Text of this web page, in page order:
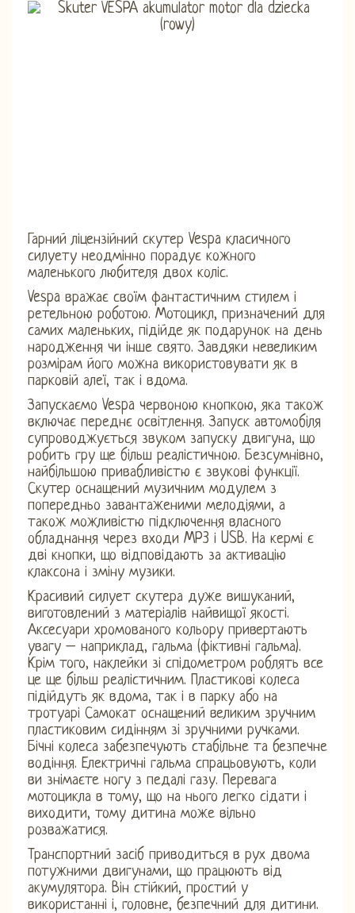
Гарний ліцензійний скутер Vespa класичного
силуету неодмінно порадує кожного
маленького любителя двох коліс.
Vespa вражає своїм фантастичним стилем і
ретельною роботою. Мотоцикл, призначений для
самих маленьких, підійде як подарунок на день
народження чи інше свято. Завдяки невеликим
розмірам його можна використовувати як в
парковій алеї, так і вдома.
Запускаємо Vespa червоною кнопкою, яка також
включає переднє освітлення. Запуск автомобіля
супроводжується звуком запуску двигуна, що
робить гру ще більш реалістичною. Безсумнівно,
найбільшою привабливістю є звукові функції.
Скутер оснащений музичним модулем з
попередньо завантаженими мелодіями, а
також можливістю підключення власного
обладнання через входи MP3 і USB. На кермі є
дві кнопки, що відповідають за активацію
клаксона і зміну музики.
Красивий силует скутера дуже вишуканий,
виготовлений з матеріалів найвищої якості.
Аксесуари хромованого кольору привертають
увагу – наприклад, гальма (фіктивні гальма).
Крім того, наклейки зі спідометром роблять все
це ще більш реалістичним. Пластикові колеса
підійдуть як вдома, так і в парку або на
тротуарі Самокат оснащений великим зручним
пластиковим сидінням зі зручними ручками.
Бічні колеса забезпечують стабільне та безпечне
водіння. Електричні гальма спрацьовують, коли
ви знімаєте ногу з педалі газу. Перевага
мотоцикла в тому, що на нього легко сідати і
виходити, тому дитина може вільно
розважатися.
Транспортний засіб приводиться в рух двома
потужними двигунами, що працюють від
акумулятора. Він стійкий, простий у
використанні і, головне, безпечний для дитини.